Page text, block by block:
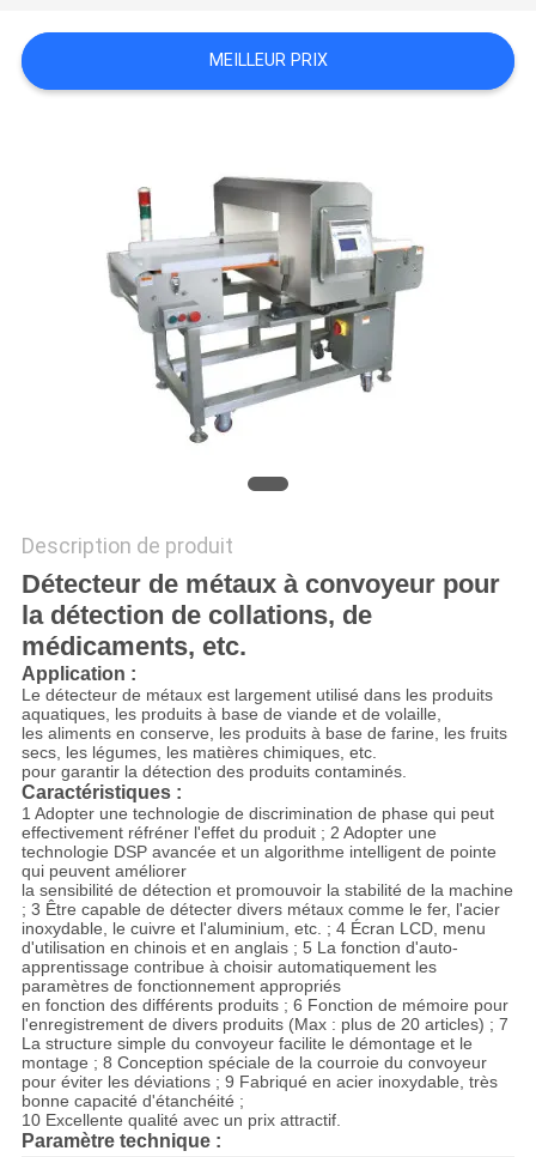
UN DEVIS
POLITIQUE
CONFIDENTIALITÉ
MEILLEUR PRIX
Description de produit
Détecteur de métaux à convoyeur pour
la détection de collations, de
médicaments, etc.
Application :
Le détecteur de métaux est largement utilisé dans les produits
aquatiques, les produits à base de viande et de volaille,
les aliments en conserve, les produits à base de farine, les fruits
secs, les légumes, les matières chimiques, etc.
pour garantir la détection des produits contaminés.
Caractéristiques :
1 Adopter une technologie de discrimination de phase qui peut
effectivement réfréner l'effet du produit ; 2 Adopter une
technologie DSP avancée et un algorithme intelligent de pointe
qui peuvent améliorer
la sensibilité de détection et promouvoir la stabilité de la machine
; 3 Être capable de détecter divers métaux comme le fer, l'acier
inoxydable, le cuivre et l'aluminium, etc. ; 4 Écran LCD, menu
d'utilisation en chinois et en anglais ; 5 La fonction d'auto-
apprentissage contribue à choisir automatiquement les
paramètres de fonctionnement appropriés
en fonction des différents produits ; 6 Fonction de mémoire pour
l'enregistrement de divers produits (Max : plus de 20 articles) ; 7
La structure simple du convoyeur facilite le démontage et le
montage ; 8 Conception spéciale de la courroie du convoyeur
pour éviter les déviations ; 9 Fabriqué en acier inoxydable, très
bonne capacité d'étanchéité ;
10 Excellente qualité avec un prix attractif.
Paramètre technique :